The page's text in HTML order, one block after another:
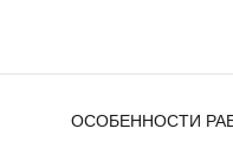
ОСОБЕННОСТИ